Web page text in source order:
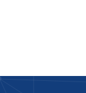
respiratora,